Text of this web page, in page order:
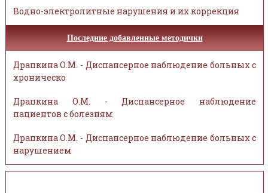
Водно-электролитные нарушения и их коррекция
Последние добавленные методички
Драпкина О.М. - Диспансерное наблюдение больных с
хроническо
Драпкина О.М. - Диспансерное наблюдение
пациентов с болезням
Драпкина О.М. - Диспансерное наблюдение больных с
нарушением